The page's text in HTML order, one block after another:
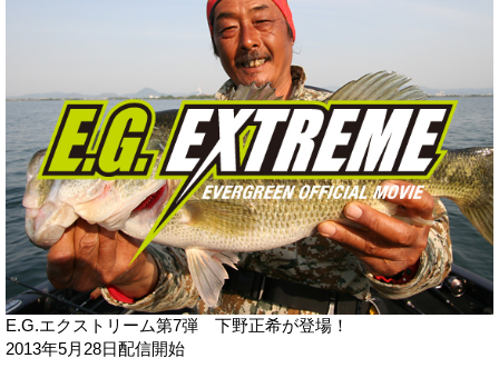
E.G.エクストリーム第7弾 下野正希が登場！
2013年5月28日配信開始